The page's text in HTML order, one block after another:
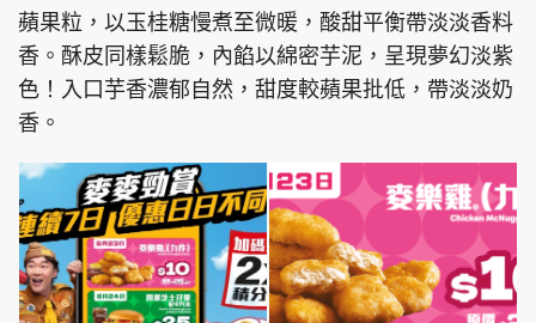
蘋果粒，以玉桂糖慢煮至微暖，酸甜平衡帶淡淡香料
香。酥皮同樣鬆脆，內餡以綿密芋泥，呈現夢幻淡紫
色！入口芋香濃郁自然，甜度較蘋果批低，帶淡淡奶
香。